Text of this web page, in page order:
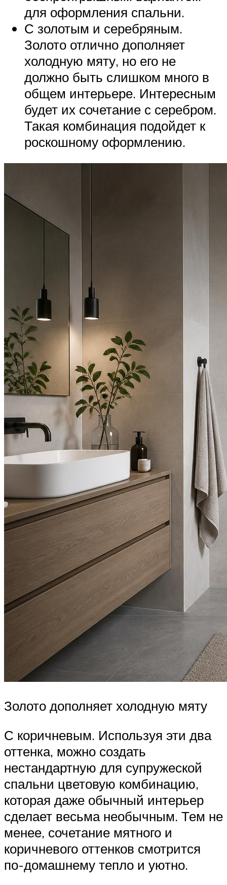
для оформления спальни.
С золотым и серебряным.
Золото отлично дополняет
холодную мяту, но его не
должно быть слишком много в
общем интерьере. Интересным
будет их сочетание с серебром.
Такая комбинация подойдет к
роскошному оформлению.
Золото дополняет холодную мяту
С коричневым. Используя эти два
оттенка, можно создать
нестандартную для супружеской
спальни цветовую комбинацию,
которая даже обычный интерьер
сделает весьма необычным. Тем не
менее, сочетание мятного и
коричневого оттенков смотрится
по-домашнему тепло и уютно.